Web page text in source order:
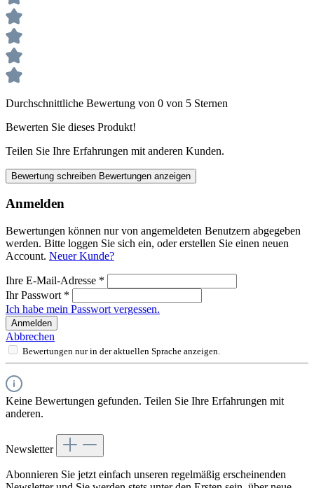
Durchschnittliche Bewertung von 0 von 5 Sternen
Bewerten Sie dieses Produkt!
Teilen Sie Ihre Erfahrungen mit anderen Kunden.
Bewertung schreiben Bewertungen anzeigen
Anmelden
Bewertungen können nur von angemeldeten Benutzern abgegeben
werden. Bitte loggen Sie sich ein, oder erstellen Sie einen neuen
Account. Neuer Kunde?
Ihre E-Mail-Adresse *
Ihr Passwort *
Ich habe mein Passwort vergessen.
Anmelden
Abbrechen
Bewertungen nur in der aktuellen Sprache anzeigen.
Keine Bewertungen gefunden. Teilen Sie Ihre Erfahrungen mit
anderen.
Newsletter
Abonnieren Sie jetzt einfach unseren regelmäßig erscheinenden